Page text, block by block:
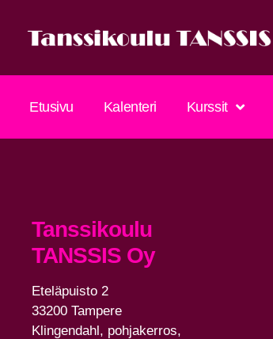
Etusivu Kalenteri Kurssit
Tanssikoulu
TANSSIS Oy
Eteläpuisto 2
33200 Tampere
Klingendahl, pohjakerros,